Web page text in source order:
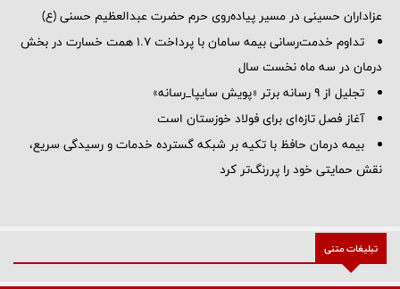
عزاداران حسینی در مسیر پیاده‌روی حرم حضرت عبدالعظیم حسنی (ع)
تداوم خدمت‌رسانی بیمه سامان با پرداخت ۱.۷ همت خسارت در بخش
درمان در سه ماه نخست سال
تجلیل از ۹ رسانه برتر «پویش سایپا_رسانه»
آغاز فصل تازه‌ای برای فولاد خوزستان است
بیمه درمان حافظ با تکیه بر شبکه گسترده خدمات و رسیدگی سریع،
نقش حمایتی خود را پررنگ‌تر کرد
تبلیغات متنی